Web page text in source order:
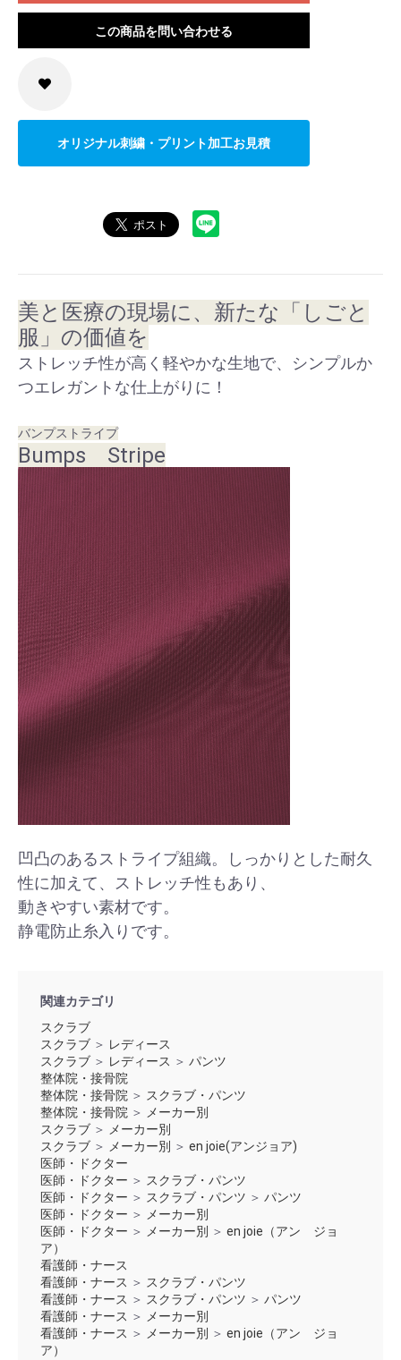
この商品を問い合わせる
オリジナル刺繍・プリント加工お見積
美と医療の現場に、新たな「しごと
服」の価値を
ストレッチ性が高く軽やかな生地で、シンプルか
つエレガントな仕上がりに！
バンプストライプ
Bumps Stripe
凹凸のあるストライプ組織。しっかりとした耐久
性に加えて、ストレッチ性もあり、
動きやすい素材です。
静電防止糸入りです。
関連カテゴリ
スクラブ
スクラブ ＞ レディース
スクラブ ＞ レディース ＞ パンツ
整体院・接骨院
整体院・接骨院 ＞ スクラブ・パンツ
整体院・接骨院 ＞
メーカー別
スクラブ ＞
メーカー別
スクラブ ＞ メーカー別 ＞ en joie(アンジョア)
医師・ドクター
医師・ドクター ＞ スクラブ・パンツ
医師・ドクター ＞ スクラブ・パンツ ＞ パンツ
医師・ドクター ＞
メーカー別
医師・ドクター ＞ メーカー別 ＞ en joie（アン ジョ
ア）
看護師・ナース
看護師・ナース ＞ スクラブ・パンツ
看護師・ナース ＞ スクラブ・パンツ ＞ パンツ
看護師・ナース ＞
メーカー別
看護師・ナース ＞ メーカー別 ＞ en joie（アン ジョ
ア）